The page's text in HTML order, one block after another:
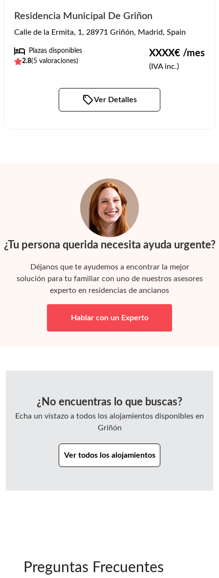
Residencia Municipal De Griñon
Calle de la Ermita, 1, 28971 Griñón, Madrid, Spain
Plazas disponibles
2.8(5 valoraciones)
XXXX€ /mes
(IVA inc.)
Ver Detalles
¿Tu persona querida necesita ayuda urgente?
Déjanos que te ayudemos a encontrar la mejor
solución para tu familiar con uno de nuestros asesores
experto en residencias de ancianos
Hablar con un Experto
¿No encuentras lo que buscas?
Echa un vistazo a todos los alojamientos disponibles en
Griñón
Ver todos los alojamientos
Preguntas Frecuentes